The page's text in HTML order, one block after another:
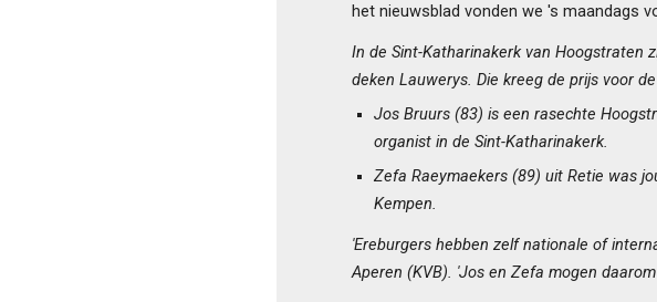
het nieuwsblad vonden we 's maandags
In de Sint-Katharinakerk van Hoogstraten
deken Lauwerys. Die kreeg de prijs voor
Jos Bruurs (83) is een rasechte
organist in de Sint-Katharinakerk.
Zefa Raeymaekers (89) uit Retie was
Kempen.
'Ereburgers hebben zelf nationale of
Aperen (KVB). 'Jos en Zefa mogen